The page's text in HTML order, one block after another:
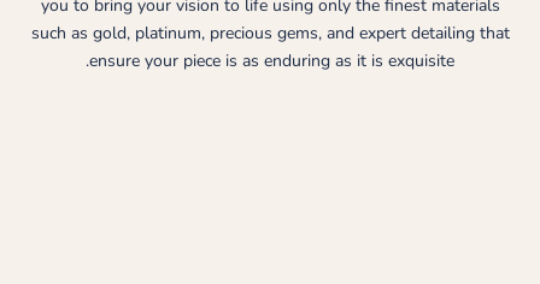
you to bring your vision to life using only the finest materials
such as gold, platinum, precious gems, and expert detailing that
ensure your piece is as enduring as it is exquisite.